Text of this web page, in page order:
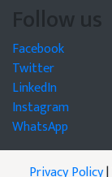
Follow us
Facebook
Twitter
LinkedIn
Instagram
WhatsApp
Privacy Policy|